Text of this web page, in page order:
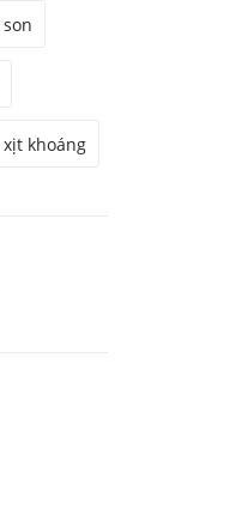
son
xịt khoáng